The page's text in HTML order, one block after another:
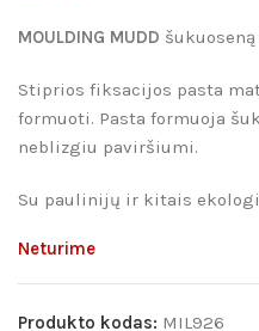
MOULDING MUDD
Stiprios fiksacijos pasta
formuoti. Pasta formuoja
neblizgiu paviršiumi.
Su paulinijų ir kitais
Neturime
Produkto kodas: MIL926